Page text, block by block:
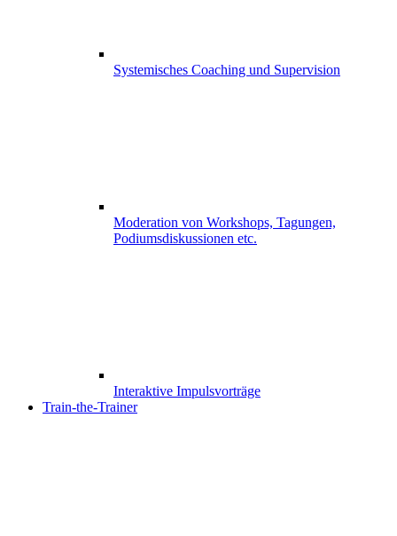
Systemisches Coaching und Supervision
Moderation von Workshops, Tagungen,
Podiumsdiskussionen etc.
Interaktive Impulsvorträge
Train-the-Trainer